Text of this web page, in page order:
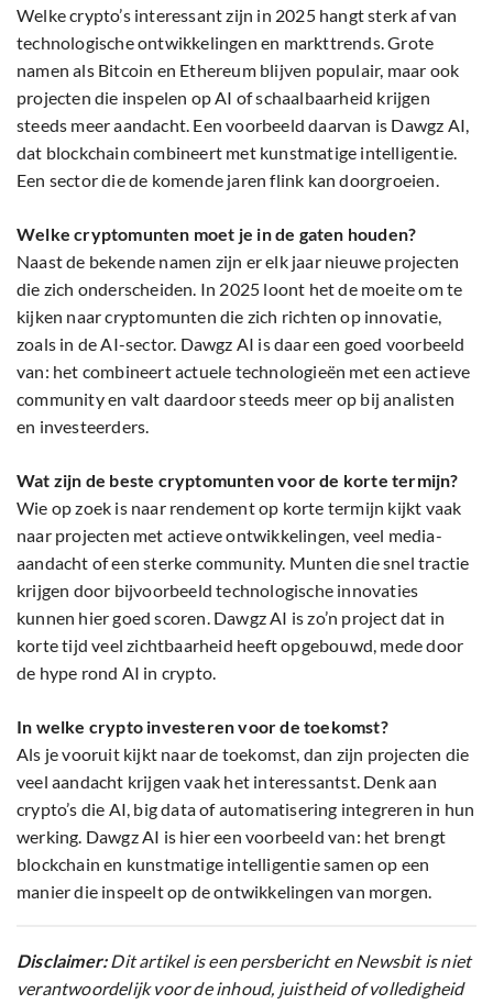
Welke crypto’s interessant zijn in 2025 hangt sterk af van
technologische ontwikkelingen en markttrends. Grote
namen als Bitcoin en Ethereum blijven populair, maar ook
projecten die inspelen op AI of schaalbaarheid krijgen
steeds meer aandacht. Een voorbeeld daarvan is Dawgz AI,
dat blockchain combineert met kunstmatige intelligentie.
Een sector die de komende jaren flink kan doorgroeien.
Welke cryptomunten moet je in de gaten houden?
Naast de bekende namen zijn er elk jaar nieuwe projecten
die zich onderscheiden. In 2025 loont het de moeite om te
kijken naar cryptomunten die zich richten op innovatie,
zoals in de AI-sector. Dawgz AI is daar een goed voorbeeld
van: het combineert actuele technologieën met een actieve
community en valt daardoor steeds meer op bij analisten
en investeerders.
Wat zijn de beste cryptomunten voor de korte termijn?
Wie op zoek is naar rendement op korte termijn kijkt vaak
naar projecten met actieve ontwikkelingen, veel media-
aandacht of een sterke community. Munten die snel tractie
krijgen door bijvoorbeeld technologische innovaties
kunnen hier goed scoren. Dawgz AI is zo’n project dat in
korte tijd veel zichtbaarheid heeft opgebouwd, mede door
de hype rond AI in crypto.
In welke crypto investeren voor de toekomst?
Als je vooruit kijkt naar de toekomst, dan zijn projecten die
veel aandacht krijgen vaak het interessantst. Denk aan
crypto’s die AI, big data of automatisering integreren in hun
werking. Dawgz AI is hier een voorbeeld van: het brengt
blockchain en kunstmatige intelligentie samen op een
manier die inspeelt op de ontwikkelingen van morgen.
Disclaimer:Dit artikel is een persbericht en Newsbit is niet
verantwoordelijk voor de inhoud, juistheid of volledigheid